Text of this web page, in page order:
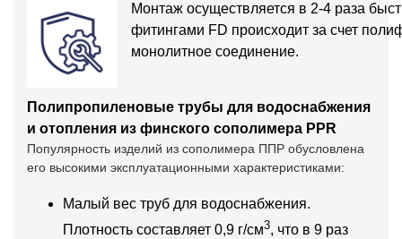
Монтаж осуществляется в 2-4 раза
фитингами FD происходит за счет
монолитное соединение.
Полипропиленовые трубы для водоснабжения
и отопления из финского сополимера PPR
Популярность изделий из сополимера ППР обусловлена
его высокими эксплуатационными характеристиками:
Малый вес труб для водоснабжения.
Плотность составляет 0,9 г/см3, что в 9 раз